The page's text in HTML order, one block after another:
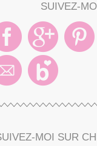
SUIVEZ-
MOI SUR